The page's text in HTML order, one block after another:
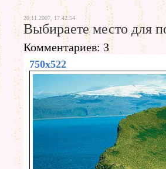
20.11.2007, 17.42.54
Выбираете место для
Комментариев: 3
750x522